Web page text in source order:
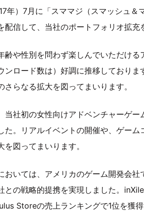
年）7月に「スママジ（スマッシュ
配信して、当社のポートフォリオ拡充
齢や性別を問わず楽しんでいただけ
ンロード数は）好調に推移しており
さらなる拡大を図ってまいります。
当社初の女性向けアドベンチャーゲ
た。リアルイベントの開催や、ゲー
を図ってまいります。
おいては、アメリカのゲーム開発会
との戦略的提携を実現しました。
Storeの売上ランキングで1位を獲